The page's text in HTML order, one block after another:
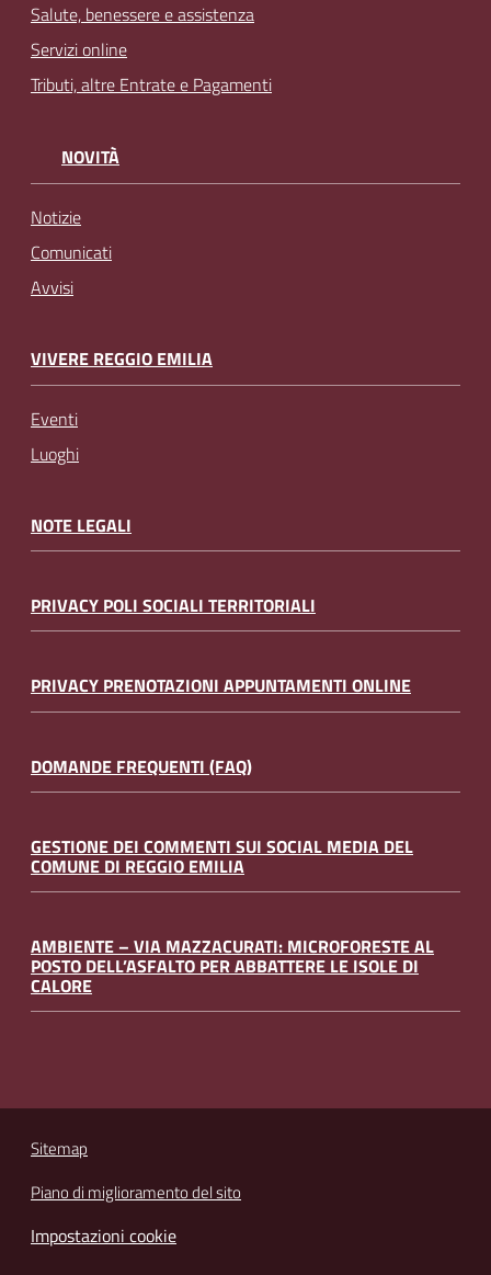
Salute, benessere e assistenza
Servizi online
Tributi, altre Entrate e Pagamenti
NOVITÀ
Notizie
Comunicati
Avvisi
VIVERE REGGIO EMILIA
Eventi
Luoghi
NOTE LEGALI
PRIVACY POLI SOCIALI TERRITORIALI
PRIVACY PRENOTAZIONI APPUNTAMENTI ONLINE
DOMANDE FREQUENTI (FAQ)
GESTIONE DEI COMMENTI SUI SOCIAL MEDIA DEL
COMUNE DI REGGIO EMILIA
AMBIENTE – VIA MAZZACURATI: MICROFORESTE AL
POSTO DELL’ASFALTO PER ABBATTERE LE ISOLE DI
CALORE
Sitemap
Piano di miglioramento del sito
Impostazioni cookie